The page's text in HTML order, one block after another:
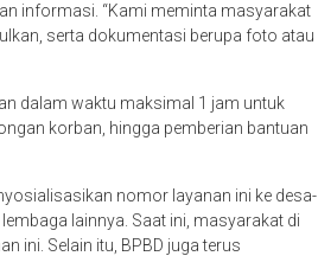
informasi. “Kami meminta masyarakat
serta dokumentasi berupa foto atau
dalam waktu maksimal 1 jam untuk
korban, hingga pemberian bantuan
nomor layanan ini ke desa-
lainnya. Saat ini, masyarakat di
ini. Selain itu, BPBD juga terus